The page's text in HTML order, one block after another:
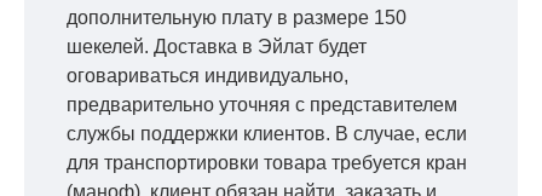
дополнительную плату в размере 150
шекелей. Доставка в Эйлат будет
оговариваться индивидуально,
предварительно уточняя с представителем
службы поддержки клиентов. В случае, если
для транспортировки товара требуется кран
(маноф), клиент обязан найти, заказать и